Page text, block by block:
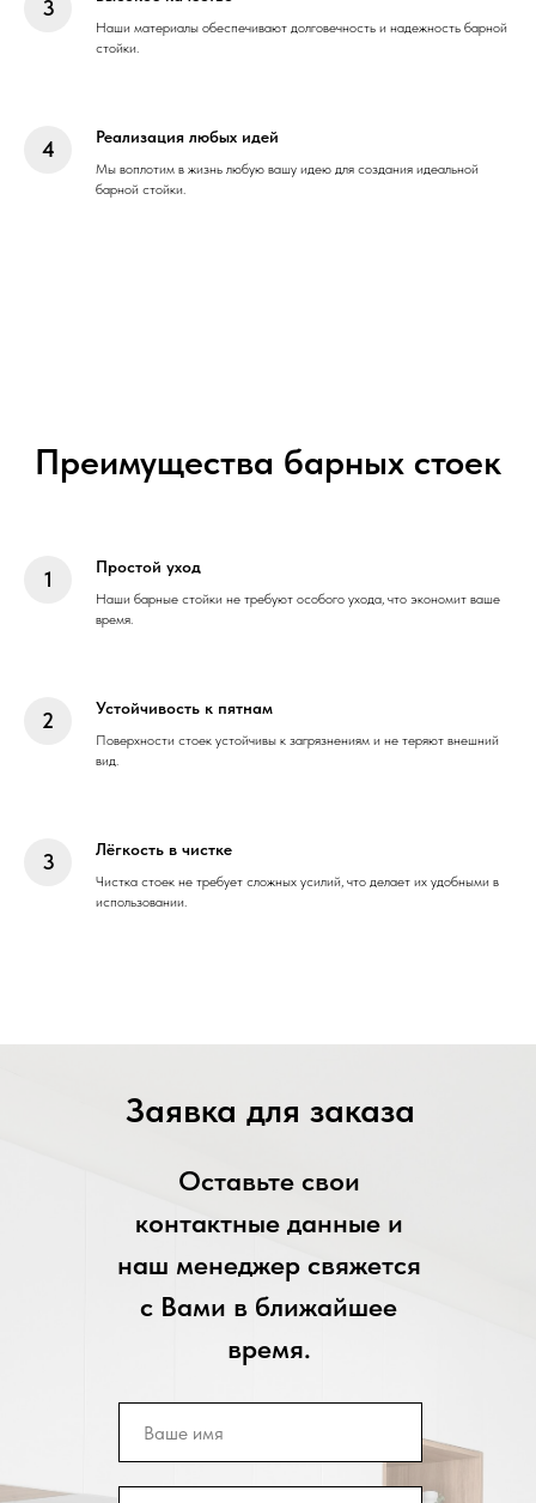
Наши материалы обеспечивают долговечность и надежность барной
стойки.
Реализация любых идей
Мы воплотим в жизнь любую вашу идею для создания идеальной
барной стойки.
Преимущества барных стоек
Простой уход
Наши барные стойки не требуют особого ухода, что экономит ваше
время.
Устойчивость к пятнам
Поверхности стоек устойчивы к загрязнениям и не теряют внешний
вид.
Лёгкость в чистке
Чистка стоек не требует сложных усилий, что делает их удобными в
использовании.
Оставьте свои
контактные данные и
наш менеджер свяжется
с Вами в ближайшее
время.
Заявка для заказа